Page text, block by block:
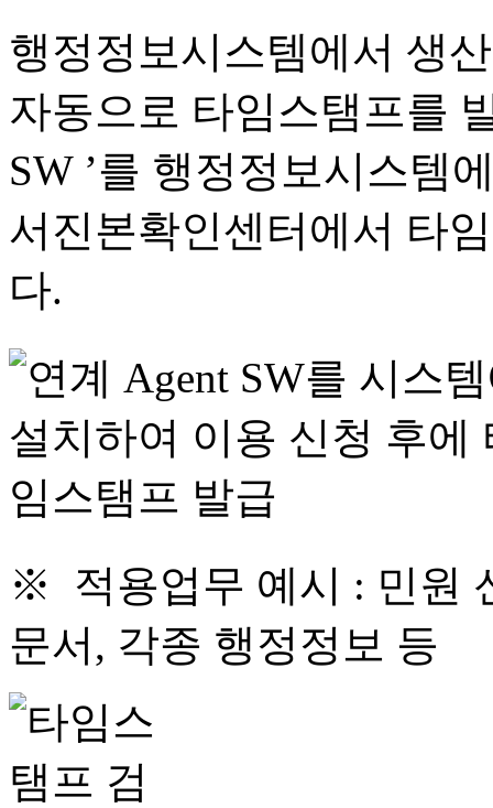
행정정보시스템에서 생
자동으로 타임스탬프를
SW ’를 행정정보시스템
서진본확인센터에서 타
다.
※ 적용업무 예시 : 민원
문서, 각종 행정정보 등